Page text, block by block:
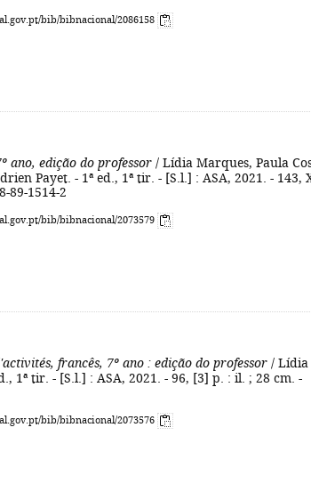
bib/bibnacional/2086158
ano, edição do professor / Lídia Marques, Paula
Payet. - 1ª ed., 1ª tir. - [S.l.] : ASA, 2021. - 143,
89-1514-2
bib/bibnacional/2073579
francês, 7º ano : edição do professor / Lídia
1ª tir. - [S.l.] : ASA, 2021. - 96, [3] p. : il. ; 28 cm. -
bib/bibnacional/2073576